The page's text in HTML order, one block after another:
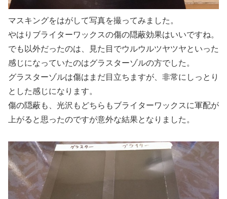
マスキングをはがして写真を撮ってみました。
やはりブライターワックスの傷の隠蔽効果はいいですね。
でも以外だったのは、見た目でウルウルツヤツヤといった
感じになっていたのはグラスターゾルの方でした。
グラスターゾルは傷はまだ目立ちますが、非常にしっとり
とした感じになります。
傷の隠蔽も、光沢もどちらもブライターワックスに軍配が
上がると思ったのですが意外な結果となりました。